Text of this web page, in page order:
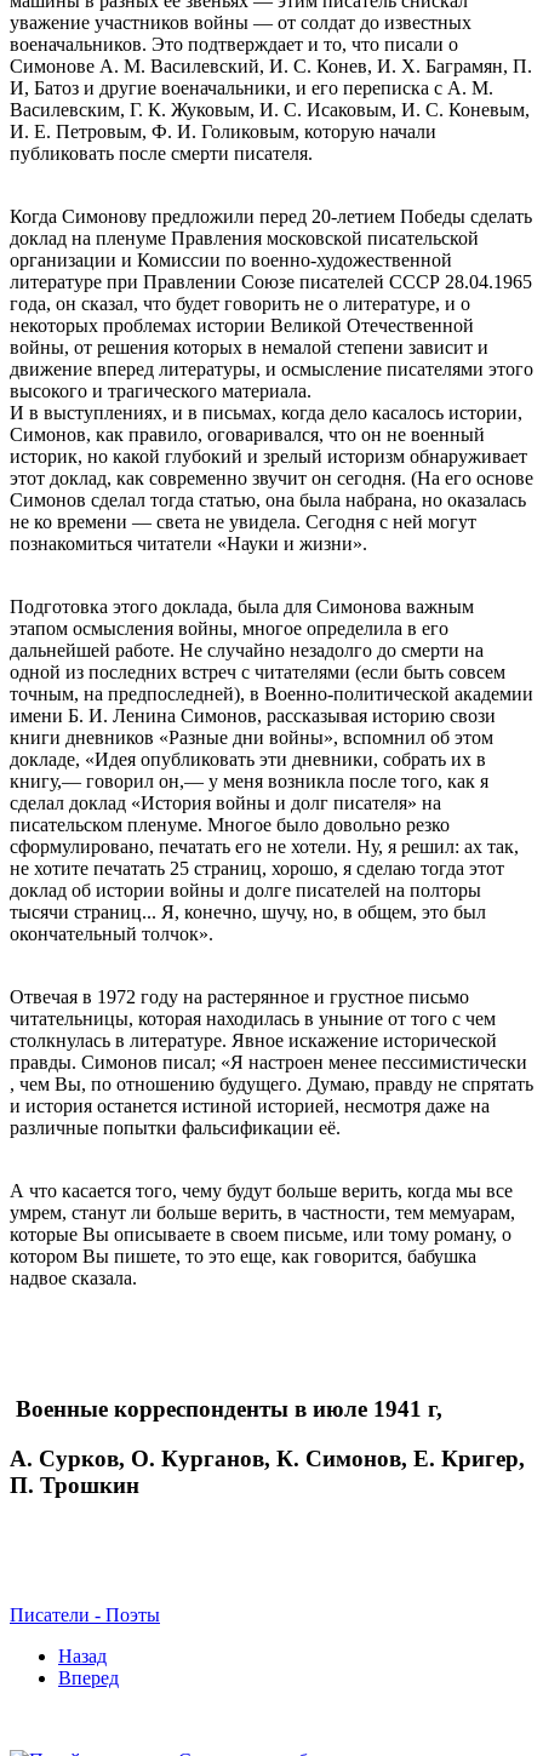
уважение участников войны — от солдат до известных
военачальников. Это подтверждает и то, что писали о
Симонове А. М. Василевский, И. С. Конев, И. X. Баграмян, П.
И, Батоз и другие военачальники, и его переписка с А. М.
Василевским, Г. К. Жуковым, И. С. Исаковым, И. С. Коневым,
И. Е. Петровым, Ф. И. Голиковым, которую начали
публиковать после смерти писателя.
Когда Симонову предложили перед 20-летием Победы сделать
доклад на пленуме Правления московской писательской
организации и Комиссии по военно-художественной
литературе при Правлении Союзе писателей СССР 28.04.1965
года, он сказал, что будет говорить не о литературе, и о
некоторых проблемах истории Великой Отечественной
войны, от решения которых в немалой степени зависит и
движение вперед литературы, и осмысление писателями этого
высокого и трагического материала.
И в выступлениях, и в письмах, когда дело касалось истории,
Симонов, как правило, оговаривался, что он не военный
историк, но какой глубокий и зрелый историзм обнаруживает
этот доклад, как современно звучит он сегодня. (На его основе
Симонов сделал тогда статью, она была набрана, но оказалась
не ко времени — света не увидела. Сегодня с ней могут
познакомиться читатели «Науки и жизни».
Подготовка этого доклада, была для Симонова важным
этапом осмысления войны, многое определила в его
дальнейшей работе. Не случайно незадолго до смерти на
одной из последних встреч с читателями (если быть совсем
точным, на предпоследней), в Военно-политической академии
имени Б. И. Ленина Симонов, рассказывая историю свози
книги дневников «Разные дни войны», вспомнил об этом
докладе, «Идея опубликовать эти дневники, собрать их в
книгу,— говорил он,— у меня возникла после того, как я
сделал доклад «История войны и долг писателя» на
писательском пленуме. Многое было довольно резко
сформулировано, печатать его не хотели. Ну, я решил: ах так,
не хотите печатать 25 страниц, хорошо, я сделаю тогда этот
доклад об истории войны и долге писателей на полторы
тысячи страниц... Я, конечно, шучу, но, в общем, это был
окончательный толчок».
Отвечая в 1972 году на растерянное и грустное письмо
читательницы, которая находилась в уныние от того с чем
столкнулась в литературе. Явное искажение исторической
правды. Симонов писал; «Я настроен менее пессимистически
, чем Вы, по отношению будущего. Думаю, правду не спрятать
и история останется истиной историей, несмотря даже на
различные попытки фальсификации её.
А что касается того, чему будут больше верить, когда мы все
умрем, станут ли больше верить, в частности, тем мемуарам,
которые Вы описываете в своем письме, или тому роману, о
котором Вы пишете, то это еще, как говорится, бабушка
надвое сказала.
Военные корреспонденты в июле 1941 г,
А. Сурков, О. Курганов, К. Симонов, Е. Кригер,
П. Трошкин
Писатели‎ - Поэты
Назад
Вперед